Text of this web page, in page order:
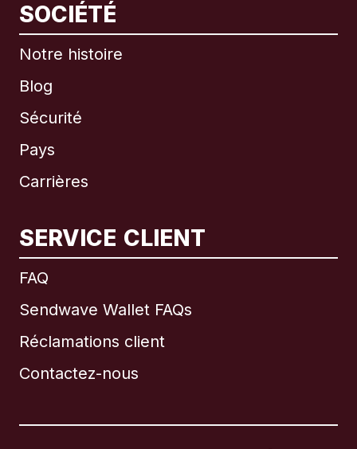
SOCIÉTÉ
Notre histoire
Blog
Sécurité
Pays
Carrières
SERVICE CLIENT
FAQ
Sendwave Wallet FAQs
Réclamations client
Contactez-nous
International English
Brésil